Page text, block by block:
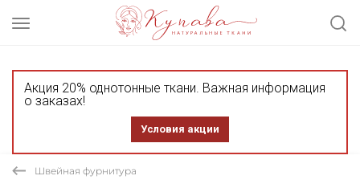
Акция 20% однотонные ткани. Важная информация
о заказах!
Условия акции
Швейная фурнитура